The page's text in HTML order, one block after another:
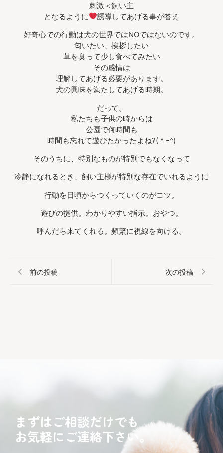
刺激＜飼い主
となるように
誘導してあげる事が答え
好奇心での行動は犬の世界ではNOではないのです。
匂いたい、挨拶したい
草を臭って少し食べてみたい
その感情は
理解してあげる必要があります。
犬の興味を満たしてあげる時期。
だって。
私たちも子供の時からは
公園で何時間も
時間も忘れて遊びたかったよね?(＾ｰ^)
そのうちに、特別なものが特別でもなくなって
冷静になれるとき、飼い主様が特別な存在でいれるように
行動を日頃からつくっていくのがコツ。
遊びの提供。わかりやすい指示。おやつ。
呼んだら来てくれる。頻繁に視線を向ける。
前の投稿 次の投稿
まずはご相談だけでも
お気軽にご連絡下さい。